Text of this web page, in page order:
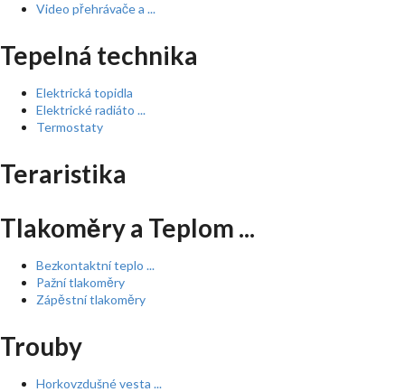
Video přehrávače a ...
Tepelná technika
Elektrická topidla
Elektrické radiáto ...
Termostaty
Teraristika
Tlakoměry a Teplom ...
Bezkontaktní teplo ...
Pažní tlakoměry
Zápěstní tlakoměry
Trouby
Horkovzdušné vesta ...